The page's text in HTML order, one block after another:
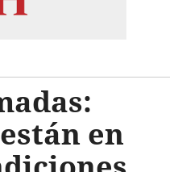
en